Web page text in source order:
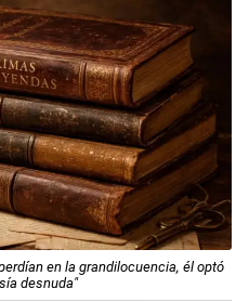
en la grandilocuencia, él optó
desnuda"